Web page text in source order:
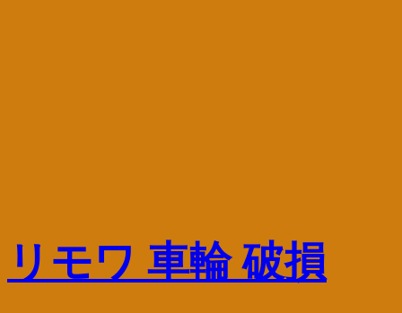
リモワ 車輪 破損